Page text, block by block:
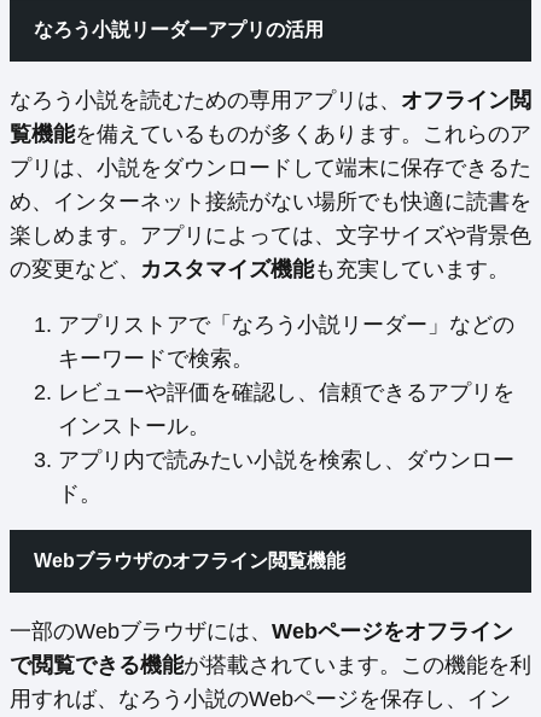
なろう小説リーダーアプリの活用
なろう小説を読むための専用アプリは、 オフライン閲
覧機能を備えているものが多くあります。これらのア
プリは、小説をダウンロードして端末に保存できるた
め、インターネット接続がない場所でも快適に読書を
楽しめます。アプリによっては、文字サイズや背景色
の変更など、 カスタマイズ機能も充実しています。
アプリストアで「なろう小説リーダー」などの
キーワードで検索。
レビューや評価を確認し、信頼できるアプリを
インストール。
アプリ内で読みたい小説を検索し、ダウンロー
ド。
Webブラウザのオフライン閲覧機能
一部のWebブラウザには、 Webページをオフライン
で閲覧できる機能が搭載されています。この機能を利
用すれば、なろう小説のWebページを保存し、イン